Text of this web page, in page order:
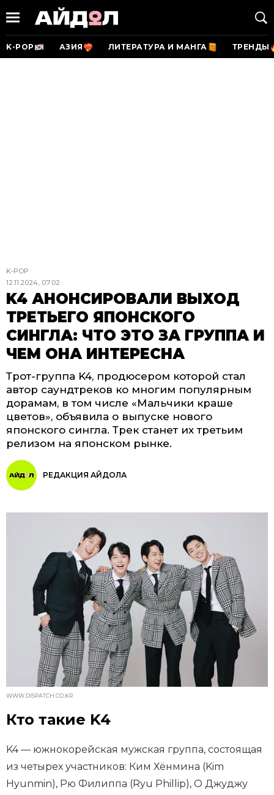
K-POP АЗИЯ ЛИТЕРАТУРА И МАНГА ТРЕНДЫ
K-POP
12.11.2024, 07:02
K4 АНОНСИРОВАЛИ ВЫХОД
ТРЕТЬЕГО ЯПОНСКОГО
СИНГЛА: ЧТО ЭТО ЗА ГРУППА И
ЧЕМ ОНА ИНТЕРЕСНА
Трот-группа K4, продюсером которой стал
автор саундтреков ко многим популярным
дорамам, в том числе «Мальчики краше
цветов», объявила о выпуске нового
японского сингла. Трек станет их третьим
релизом на японском рынке.
РЕДАКЦИЯ АЙДОЛА
WWW.DISPATCH.CO.KR
Кто такие K4
K4 — южнокорейская мужская группа, состоящая
из четырех участников: Ким Хёнмина (Kim
Hyunmin), Рю Филиппа (Ryu Phillip), О Джуджу